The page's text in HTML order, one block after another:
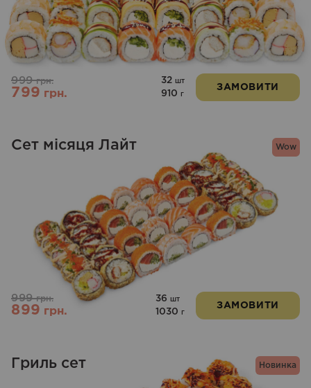
999грн.
799грн.
32 шт
910 г
ЗАМОВИТИ
Wow
Сет місяця Лайт
999грн.
899грн.
36 шт
1030 г
ЗАМОВИТИ
Новинка
Гриль сет